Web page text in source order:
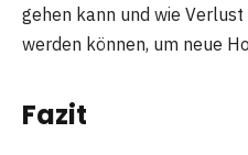
gehen kann und wie
werden können, um neue
Fazit